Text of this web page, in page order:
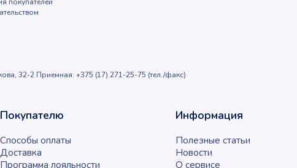
покупателей
32-2 Приемная: +375 (17) 271-25-75 (тел./факс)
Покупателю
Способы оплаты
Доставка
Программа лояльности
Информация
Полезные статьи
Новости
О сервисе